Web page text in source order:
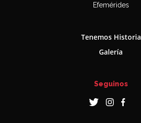
Efemérides
Tenemos Historia
Galería
Seguinos